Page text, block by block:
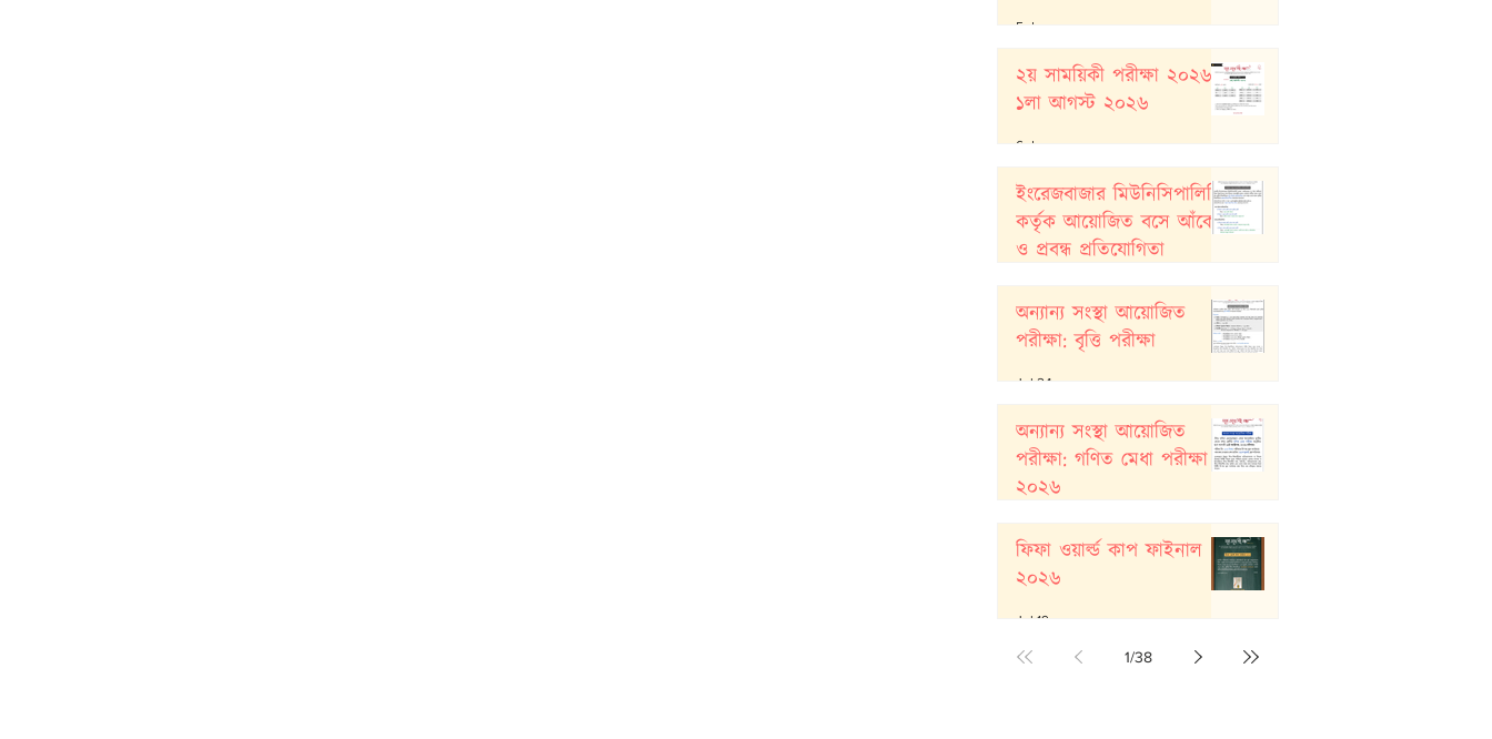
5 days ago
২য় সাময়িকী পরীক্ষা ২০২৬:
১লা আগস্ট ২০২৬
6 days ago
ইংরেজবাজার মিউনিসিপালিটি
কর্তৃক আয়োজিত বসে আঁকো
ও প্রবন্ধ প্রতিযোগিতা
অন্যান্য সংস্থা আয়োজিত
পরীক্ষা: বৃত্তি পরীক্ষা
Jul 24
অন্যান্য সংস্থা আয়োজিত
পরীক্ষা: গণিত মেধা পরীক্ষা
২০২৬
ফিফা ওয়ার্ল্ড কাপ ফাইনাল
২০২৬
Jul 19
1/38